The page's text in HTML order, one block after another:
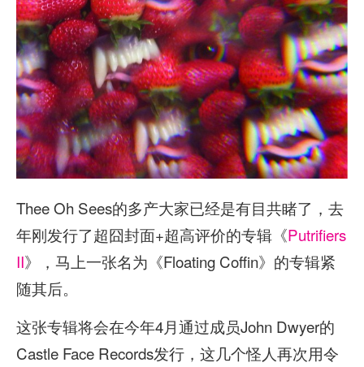
Thee Oh Sees的多产大家已经是有目共睹了，去
年刚发行了超囧封面+超高评价的专辑《Putrifiers
II》，马上一张名为《Floating Coffin》的专辑紧
随其后。
这张专辑将会在今年4月通过成员John Dwyer的
Castle Face Records发行，这几个怪人再次用令